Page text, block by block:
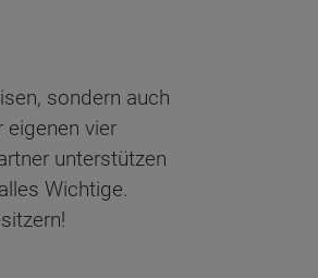
sondern auch
eigenen vier
unterstützen
Wichtige.